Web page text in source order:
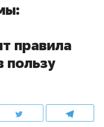
правила
пользу